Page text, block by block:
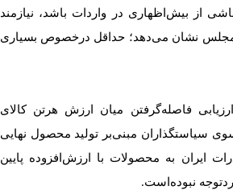
از بیش‌اظهاری در واردات باشد، نیازمند
مجلس نشان می‌دهد؛ حداقل درخصوص بسیاری
فاصله‌گرفتن میان ارزش هر‌تن کالای
سیاستگذاران مبنی‌بر تولید محصول نهایی
ایران به محصولات با ارزش‌افزوده پایین
نبوده‌است.